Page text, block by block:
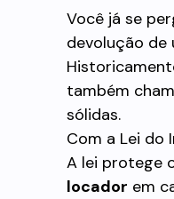
Você já se
devolução de
também
sólidas.
Com a Lei do
A lei protege
locador em